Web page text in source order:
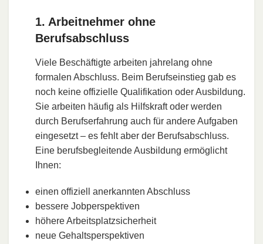
1. Arbeitnehmer ohne
Berufsabschluss
Viele Beschäftigte arbeiten jahrelang ohne
formalen Abschluss. Beim Berufseinstieg gab es
noch keine offizielle Qualifikation oder Ausbildung.
Sie arbeiten häufig als Hilfskraft oder werden
durch Berufserfahrung auch für andere Aufgaben
eingesetzt – es fehlt aber der Berufsabschluss.
Eine berufsbegleitende Ausbildung ermöglicht
Ihnen:
einen offiziell anerkannten Abschluss
bessere Jobperspektiven
höhere Arbeitsplatzsicherheit
neue Gehaltsperspektiven